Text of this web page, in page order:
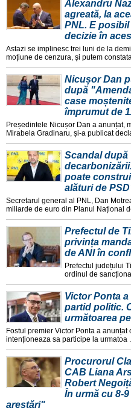
Alexandru
agreată, la
PNL. E
decizie în
Astazi se implinesc trei luni de la
moțiune de cenzura, și putem
Nicușor Dan
după
case
împrumut de
Președintele Nicușor Dan a anunțat,
Mirabela Gradinaru, și-a publicat
Scandal după
poate
alături de
Secretarul general al PNL, Dan
miliarde de euro din Planul Național
Prefectul de
privința
de ANI în
Prefectul județului
ordinul de
Victor Ponta
partid politic.
următoarea
Fostul premier Victor Ponta a
intenționeaza sa participe la urmatoa
Procurorul
CAB Liana
Robert
În urmă cu 8-
arestări"